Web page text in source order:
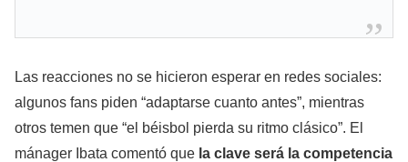
Las reacciones no se hicieron esperar en redes sociales:
algunos fans piden “adaptarse cuanto antes”, mientras
otros temen que “el béisbol pierda su ritmo clásico”. El
mánager Ibata comentó que la clave será la competencia